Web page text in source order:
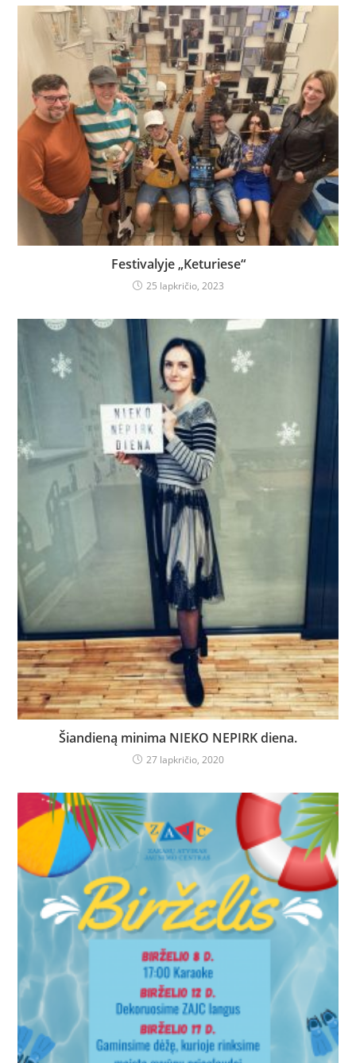
Festivalyje „Keturiese“
25 lapkričio, 2023
Šiandieną minima NIEKO NEPIRK diena.
27 lapkričio, 2020